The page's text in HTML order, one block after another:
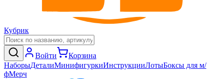
Кубрик
Войти
Корзина
НаборыДеталиМинифигуркиИнструкцииЛотыБоксы для м/
фМерч